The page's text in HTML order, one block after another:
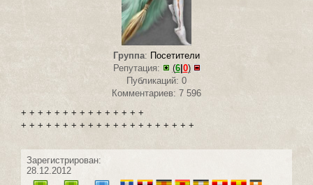
Группа: Посетители
Репутация:
(6| 0)
Публикаций: 0
Комментариев: 7 596
+ + + + + + + + + + + + + + +
+ + + + + + + + + + + + + + + + + + + + +
Зарегистрирован:
28.12.2012